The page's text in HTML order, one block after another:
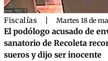
Fiscalías Martes 18 de
El podólogo acusado de
sanatorio de Recoleta
sueros y dijo ser inocente